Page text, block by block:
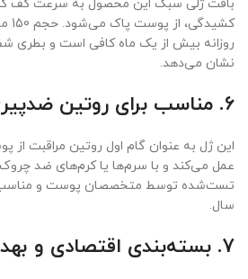
بافت ژلی سبک این محصول به سرعت کف
روزانه بیش از یک ماه کافی است و بطری
نشان می‌دهد.
6. مناسب برای روتین
عمل می‌کند و با سرم‌ها یا کرم‌های ضد
سال.
7. بسته‌بندی اقتصادی و